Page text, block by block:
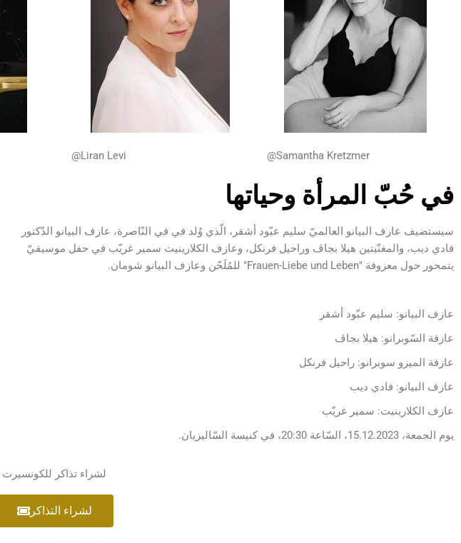
@Samantha Kretzmer
@Liran Levi
في حُبّ المرأة وحياتها
سيستضيف عازف البيانو العالميّ سليم عبّود أشقر، الّذي وُلد في في النّاصرة، عازف البيانو الدّكتور
فادي ديب، والمغنّيتين هيلا بجاڤ وراحيل فرنكل، وعازف الكلارينيت سمير غريّب في حفل موسيقيّ
يتمحور حول معزوفة "Frauen-Liebe und Leben" للمُلَحّن وعازف البيانو شومان.
عازف البيانو: سليم عبّود أشقر
عازفة السّوبرانو: هيلا بجاڤ
عازفة الميزو سوبرانو: راحيل فرنكل
عازف البيانو: فادي ديب
عازف الكلارينيت: سمير غريّب
يوم الجمعة، 15.12.2023، السّاعة 20:30، في كنيسة السّاليزيان.
لشراء تذاكر للكونسيرت
لشراء التذاكر